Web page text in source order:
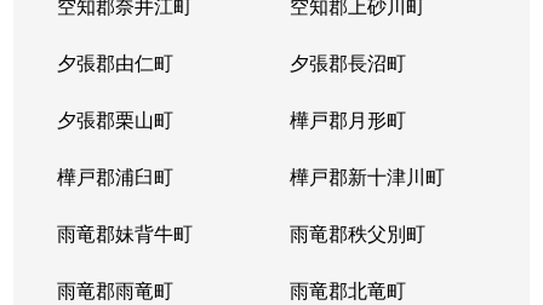
夕張郡由仁町 夕張郡長沼町
夕張郡栗山町 樺戸郡月形町
樺戸郡浦臼町 樺戸郡新十津川町
雨竜郡妹背牛町 雨竜郡秩父別町
雨竜郡雨竜町 雨竜郡北竜町